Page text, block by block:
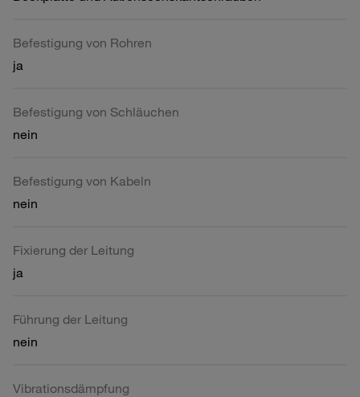
Befestigung von Rohren
ja
Befestigung von Schläuchen
nein
Befestigung von Kabeln
nein
Fixierung der Leitung
ja
Führung der Leitung
nein
Vibrationsdämpfung